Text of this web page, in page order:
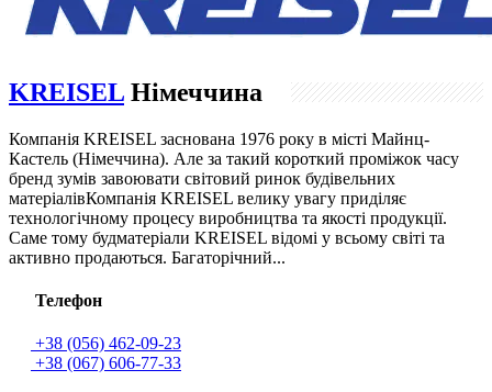
KREISEL Німеччина
Компанія KREISEL заснована 1976 року в місті Майнц-
Кастель (Німеччина). Але за такий короткий проміжок часу
бренд зумів завоювати світовий ринок будівельних
матеріалівКомпанія KREISEL велику увагу приділяє
технологічному процесу виробництва та якості продукції.
Саме тому будматеріали KREISEL відомі у всьому світі та
активно продаються. Багаторічний...
Телефон
+38 (056) 462-09-23
+38 (067) 606-77-33